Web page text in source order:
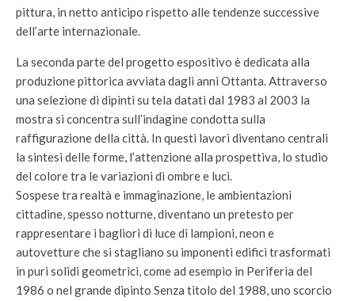
pittura, in netto anticipo rispetto alle tendenze successive
dell’arte internazionale.
La seconda parte del progetto espositivo è dedicata alla
produzione pittorica avviata dagli anni Ottanta. Attraverso
una selezione di dipinti su tela datati dal 1983 al 2003 la
mostra si concentra sull’indagine condotta sulla
raffigurazione della città. In questi lavori diventano centrali
la sintesi delle forme, l’attenzione alla prospettiva, lo studio
del colore tra le variazioni di ombre e luci.
Sospese tra realtà e immaginazione, le ambientazioni
cittadine, spesso notturne, diventano un pretesto per
rappresentare i bagliori di luce di lampioni, neon e
autovetture che si stagliano su imponenti edifici trasformati
in puri solidi geometrici, come ad esempio in Periferia del
1986 o nel grande dipinto Senza titolo del 1988, uno scorcio